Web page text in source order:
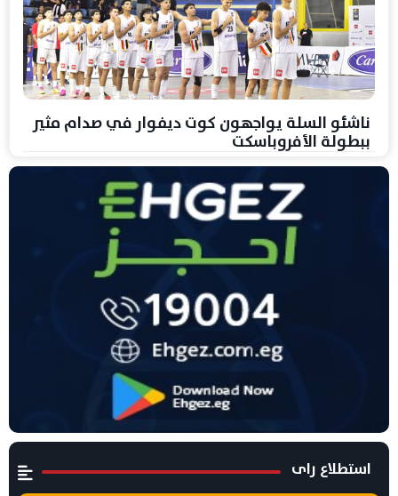
ناشئو السلة يواجهون كوت ديفوار في صدام مثير
ببطولة الأفروباسكت
استطلاع راى